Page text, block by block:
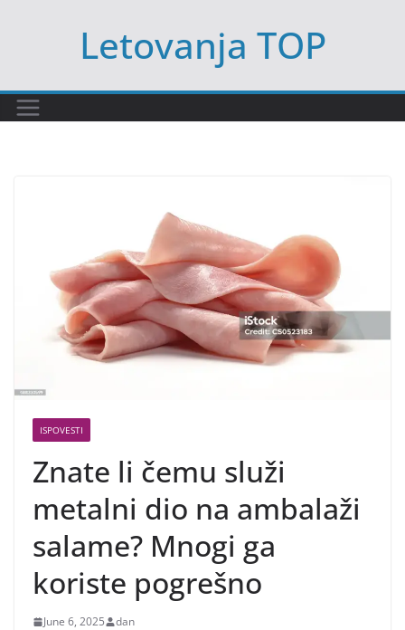
Letovanja TOP
ISPOVESTI
Znate li čemu služi
metalni dio na ambalaži
salame? Mnogi ga
koriste pogrešno
June 6, 2025 dan